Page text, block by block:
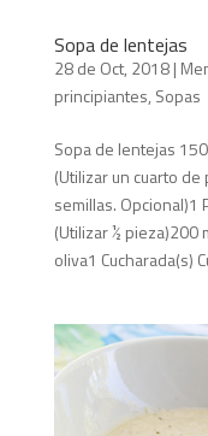
Sopa de lentejas
28 de Oct, 2018|
principiantes, Sopas
Sopa de lentejas
(Utilizar un cuarto de
semillas. Opcional)1
(Utilizar ½ pieza)200
oliva1 Cucharada(s)